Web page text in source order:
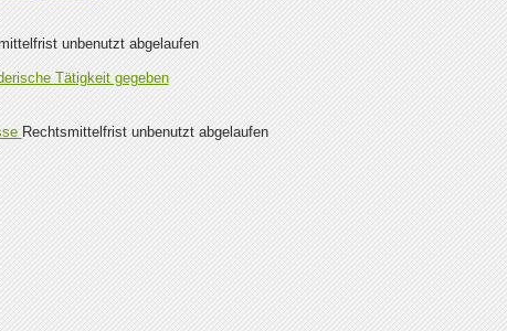
unbenutzt abgelaufen
Tätigkeit gegeben
Rechtsmittelfrist unbenutzt abgelaufen